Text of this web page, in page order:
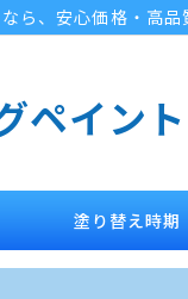
ら、安心価格・高
ペイント
塗り替え時期